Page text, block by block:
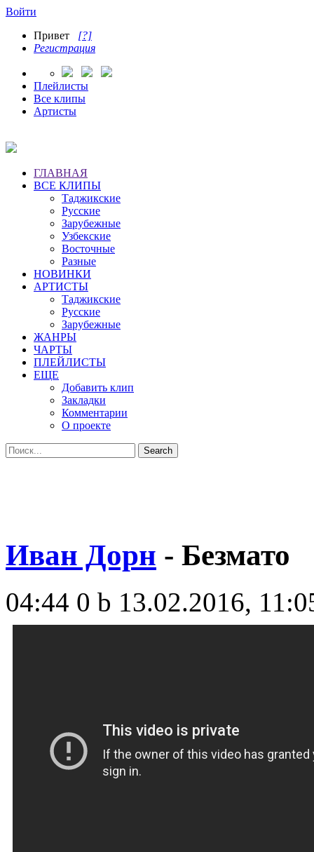
Войти
Привет [?]
Регистрация
Плейлисты
Все клипы
Артисты
ГЛАВНАЯ
ВСЕ КЛИПЫ
Таджикские
Русские
Зарубежные
Узбекские
Восточные
Разные
НОВИНКИ
АРТИСТЫ
Таджикские
Русские
Зарубежные
ЖАНРЫ
ЧАРТЫ
ПЛЕЙЛИСТЫ
ЕЩЕ
Добавить клип
Закладки
Комментарии
О проекте
Иван Дорн - Безмато
04:44 0 b 13.02.2016,